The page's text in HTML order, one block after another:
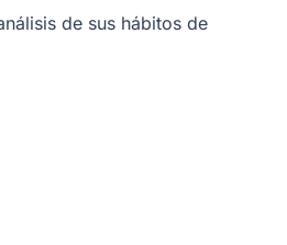
de sus hábitos de